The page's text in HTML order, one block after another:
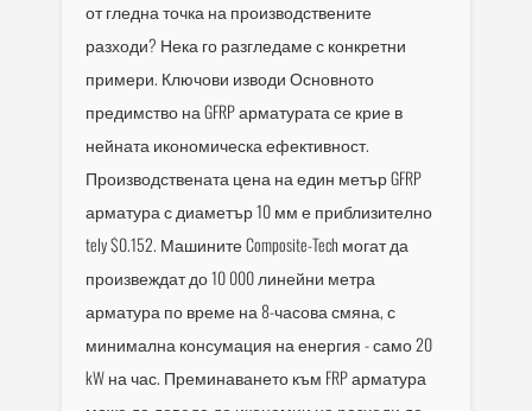
от гледна точка на производствените
разходи? Нека го разгледаме с конкретни
примери. Ключови изводи Основното
предимство на GFRP арматурата се крие в
нейната икономическа ефективност.
Производствената цена на един метър GFRP
арматура с диаметър 10 мм е приблизително
tely $0.152. Машините Composite-Tech могат да
произвеждат до 10 000 линейни метра
арматура по време на 8-часова смяна, с
минимална консумация на енергия - само 20
kW на час. Преминаването към FRP арматура